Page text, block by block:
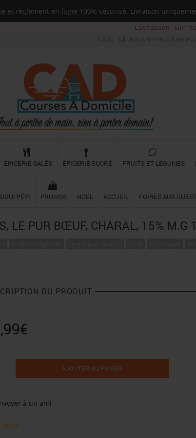
Livraison sur toute la
NOUS N'EFFECTUONS
F.A.Q.
ÉPICERIE SALÉS ÉPICERIE SUCRÉ FRUITS ET LÉGUMES
PÉYI PROMOS NOËL ACCUEIL FOIRES AUX
LE PUR BŒUF, CHARAL, 15% M.G
DU PRODUIT
€
AJOUTER AU PANIER
à un ami
S3876
et règlement en ligne 100% sécurisé. Livraison